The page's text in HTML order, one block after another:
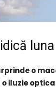
luna
o
iluzie